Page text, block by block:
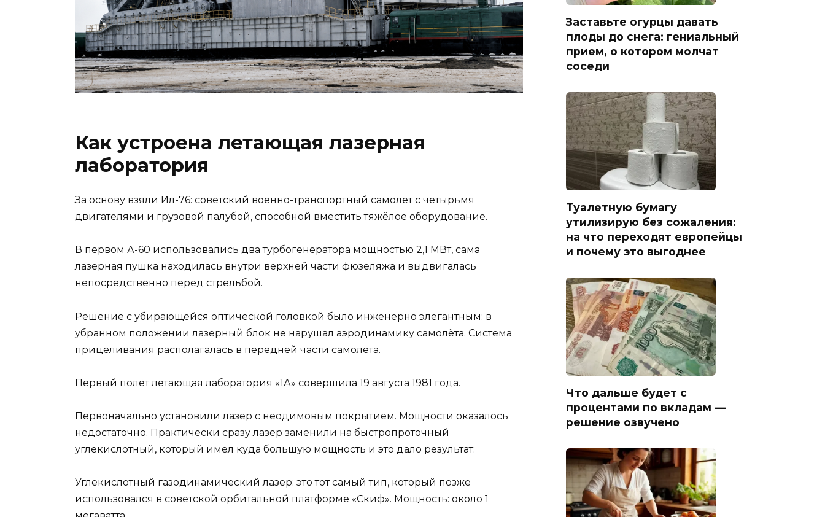
Как устроена летающая лазерная
лаборатория
За основу взяли Ил-76: советский военно-транспортный самолёт с четырьмя
двигателями и грузовой палубой, способной вместить тяжёлое оборудование.
В первом А-60 использовались два турбогенератора мощностью 2,1 МВт, сама
лазерная пушка находилась внутри верхней части фюзеляжа и выдвигалась
непосредственно перед стрельбой.
Решение с убирающейся оптической головкой было инженерно элегантным: в
убранном положении лазерный блок не нарушал аэродинамику самолёта. Система
прицеливания располагалась в передней части самолёта.
Первый полёт летающая лаборатория «1А» совершила 19 августа 1981 года.
Первоначально установили лазер с неодимовым покрытием. Мощности оказалось
недостаточно. Практически сразу лазер заменили на быстропроточный
углекислотный, который имел куда большую мощность и это дало результат.
Углекислотный газодинамический лазер: это тот самый тип, который позже
использовался в советской орбитальной платформе «Скиф». Мощность: около 1
Заставьте огурцы давать
плоды до снега: гениальный
прием, о котором молчат
соседи
Туалетную бумагу
утилизирую без сожаления:
на что переходят европейцы
и почему это выгоднее
Что дальше будет с
процентами по вкладам —
решение озвучено